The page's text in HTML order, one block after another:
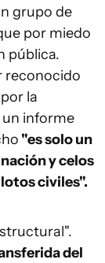
grupo de
por miedo
pública.
reconocido
la
un informe
"es solo un
y celos
civiles".
del